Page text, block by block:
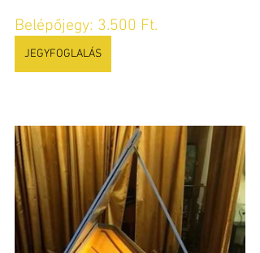
Belépőjegy: 3.500 Ft.
JEGYFOGLALÁS